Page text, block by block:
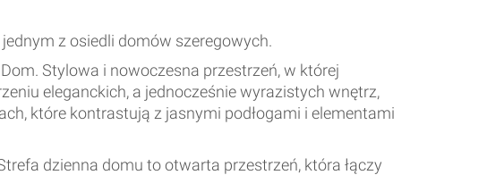
z osiedli domów szeregowych.
Stylowa i nowoczesna przestrzeń, w której
eleganckich, a jednocześnie wyrazistych wnętrz,
które kontrastują z jasnymi podłogami i elementami
dzienna domu to otwarta przestrzeń, która łączy